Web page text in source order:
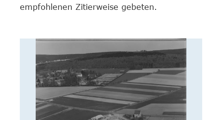
empfohlenen Zitierweise gebeten.